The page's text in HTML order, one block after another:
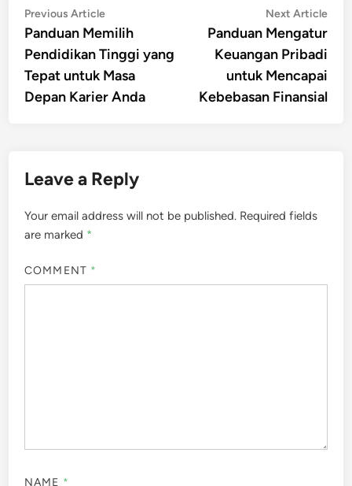
Post
navigation
Previous ArticlePrevious
article:
Panduan Memilih
Pendidikan Tinggi yang
Tepat untuk Masa
Depan Karier Anda
Next Article
Panduan Mengatur
Keuangan Pribadi
untuk Mencapai
Kebebasan Finansial
Leave a Reply
Your email address will not be published. Required fields
are marked *
COMMENT *
NAME *